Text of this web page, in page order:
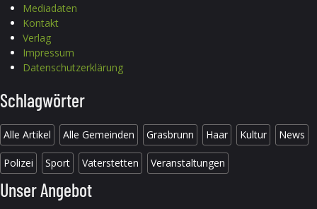
Mediadaten
Kontakt
Verlag
Impressum
Datenschutzerklärung
Schlagwörter
Alle Artikel Alle Gemeinden Grasbrunn Haar Kultur News
Polizei Sport Vaterstetten Veranstaltungen
Unser Angebot